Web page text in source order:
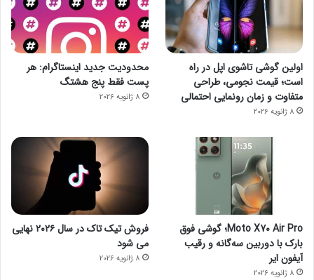
اولین گوشی تاشوی اپل در راه
است؛ قیمت نجومی، طراحی
متفاوت و زمان رونمایی احتمالی
8 ژانویه 2026
محدودیت جدید اینستاگرام: هر
پست فقط پنج هشتگ
8 ژانویه 2026
Moto X70 Air Pro؛ گوشی فوق
بارک با دوربین سه‌گانه و رقیب
آیفون ایر
8 ژانویه 2026
فروش تیک تاک در سال ۲۰۲۶ نهایی
می شود
8 ژانویه 2026